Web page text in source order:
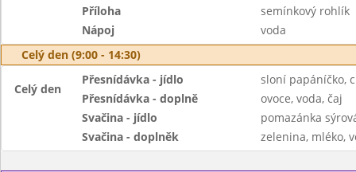
Příloha
semínkový rohlík
Nápoj
voda
Celý den (9:00 - 14:30)
Celý den
Přesnídávka - jídlo
sloní papáníčko,
Přesnídávka - doplně
ovoce, voda, čaj
Svačina - jídlo
pomazánka
Svačina - doplněk
zelenina, mléko,